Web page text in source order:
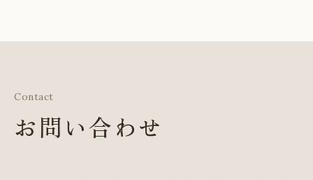
Contact
お問い合わせ